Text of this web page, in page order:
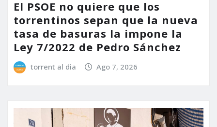
El PSOE no quiere que los
torrentinos sepan que la nueva
tasa de basuras la impone la
Ley 7/2022 de Pedro Sánchez
torrent al dia Ago 7, 2026